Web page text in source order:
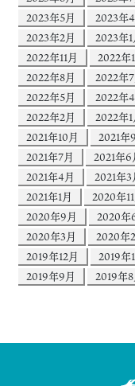
2023年5月
2023年
2023年2月
2023年1
2022年11月
2022年
2022年8月
2022年
2022年5月
2022年
2022年2月
2022年1
2021年10月
2021年
2021年7月
2021年6
2021年4月
2021年3
2021年1月
2020年
2020年9月
2020年
2020年3月
2020年
2019年12月
2019年
2019年9月
2019年8